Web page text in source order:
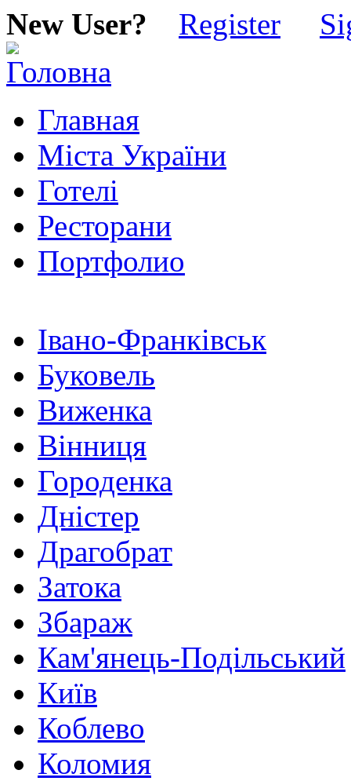
New User? Register
Главная
Міста України
Готелі
Ресторани
Портфолио
Івано-Франківськ
Буковель
Виженка
Вінниця
Городенка
Дністер
Драгобрат
Затока
Збараж
Кам'янець-Подільський
Київ
Коблево
Коломия